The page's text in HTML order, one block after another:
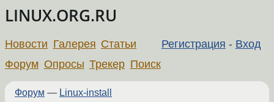
LINUX.ORG.RU
Регистрация - Вход
Новости Галерея Статьи
Форум Опросы Трекер Поиск
Форум — Linux-install